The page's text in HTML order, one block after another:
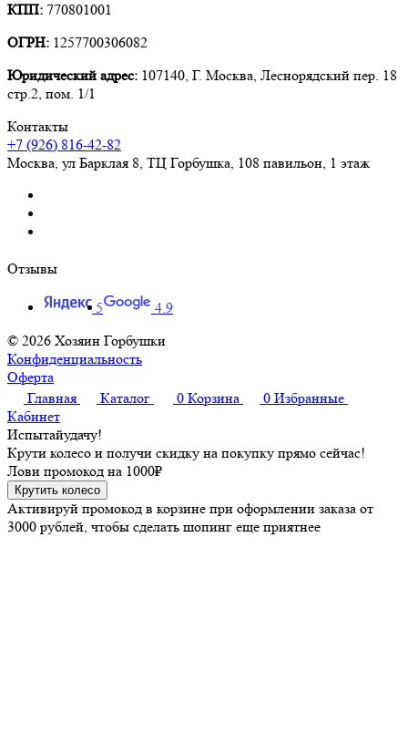
КПП: 770801001
ОГРН: 1257700306082
Юридический адрес: 107140, Г. Москва, Леснорядский пер. 18
стр.2, пом. 1/1
Контакты
+7 (926) 816-42-82
Москва, ул Барклая 8, ТЦ Горбушка, 108 павильон, 1 этаж
Отзывы
5
4.9
© 2026 Хозяин Горбушки
Конфиденциальность
Оферта
Главная
Каталог 0 Корзина 0 Избранные
Кабинет
Испытайудачу!
Крути колесо и получи скидку на покупку прямо сейчас!
Лови промокод на 1000₽
Крутить колесо
Активируй промокод в корзине при оформлении заказа от
3000 рублей, чтобы сделать шопинг еще приятнее